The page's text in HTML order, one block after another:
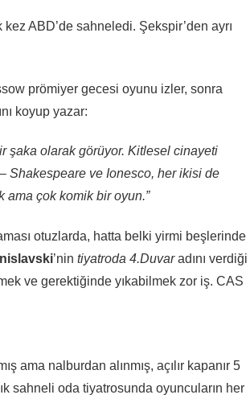
ABD’de sahneledi. Şekspir’den ayrı
prömiyer gecesi oyunu izler, sonra
koyup yazar:
şaka olarak görüyor. Kitlesel cinayeti
Shakespeare ve Ionesco, her ikisi de
ama çok komik bir oyun.”
otuzlarda, hatta belki yirmi beşlerinde
’nin tiyatroda 4.Duvaradını verdiği
ve gerektiğinde yıkabilmek zor iş. CAS
ama nalburdan alınmış, açılır kapanır 5
sahneli oda tiyatrosunda oyuncuların her